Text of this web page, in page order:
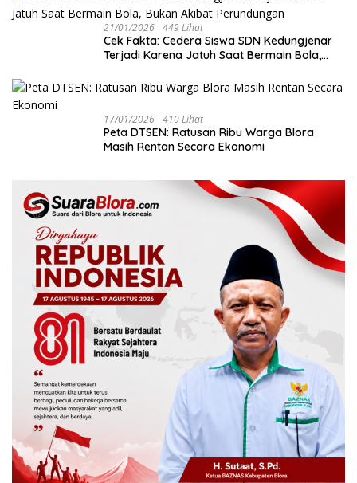
21/01/2026 449 Lihat
Cek Fakta: Cedera Siswa SDN Kedungjenar
Terjadi Karena Jatuh Saat Bermain Bola,
17/01/2026 410 Lihat
‎Peta DTSEN: Ratusan Ribu Warga Blora
Masih Rentan Secara Ekonomi